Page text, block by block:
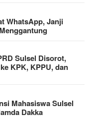
WhatsApp, Janji
Sulsel Disorot,
KPK, KPPU, dan
Mahasiswa Sulsel
Dakka